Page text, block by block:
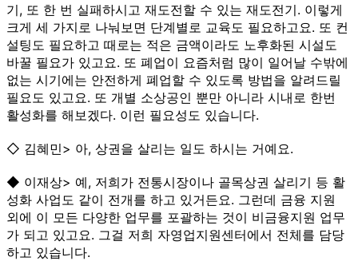
기, 또 한 번 실패하시고 재도전할 수 있는 재도전기. 이렇게
크게 세 가지로 나눠보면 단계별로 교육도 필요하고요. 또 컨
설팅도 필요하고 때로는 적은 금액이라도 노후화된 시설도
바꿀 필요가 있고요. 또 폐업이 요즘처럼 많이 일어날 수밖에
없는 시기에는 안전하게 폐업할 수 있도록 방법을 알려드릴
필요도 있고요. 또 개별 소상공인 뿐만 아니라 시내로 한번
활성화를 해보겠다. 이런 필요성도 있습니다.
◇ 김혜민> 아, 상권을 살리는 일도 하시는 거예요.
◆ 이재상> 예, 저희가 전통시장이나 골목상권 살리기 등 활
성화 사업도 같이 전개를 하고 있거든요. 그런데 금융 지원
외에 이 모든 다양한 업무를 포괄하는 것이 비금융지원 업무
가 되고 있고요. 그걸 저희 자영업지원센터에서 전체를 담당
하고 있습니다.